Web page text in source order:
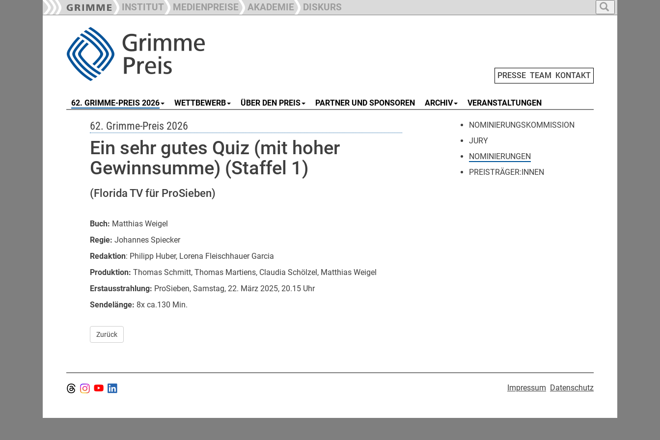
INSTITUT MEDIENPREISE AKADEMIE DISKURS
PRESSE TEAM KONTAKT
62. GRIMME-PREIS 2026 WETTBEWERB ÜBER DEN PREIS PARTNER UND SPONSOREN ARCHIV VERANSTALTUNGEN
62. Grimme-Preis 2026
Ein sehr gutes Quiz (mit hoher
Gewinnsumme) (Staffel 1)
(Florida TV für ProSieben)
Buch: Matthias Weigel
Regie: Johannes Spiecker
Redaktion: Philipp Huber, Lorena Fleischhauer Garcia
Produktion: Thomas Schmitt, Thomas Martiens, Claudia Schölzel, Matthias Weigel
Erstausstrahlung: ProSieben, Samstag, 22. März 2025, 20.15 Uhr
Sendelänge: 8x ca.130 Min.
Zurück
NOMINIERUNGSKOMMISSION
JURY
NOMINIERUNGEN
PREISTRÄGER:INNEN
Impressum Datenschutz